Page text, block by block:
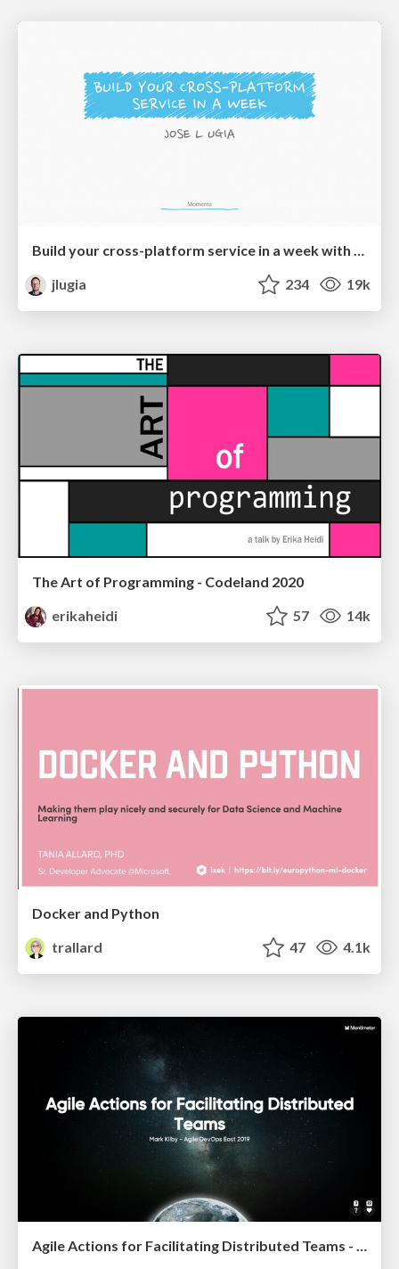
jlugia
234 19k
The Art of Programming - Codeland 2020
erikaheidi
57 14k
Docker and Python
trallard
47 4.1k